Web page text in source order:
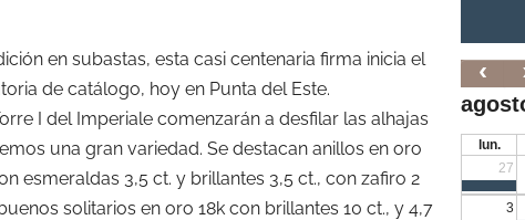
en subastas, esta casi centenaria firma inicia el
de catálogo, hoy en Punta del Este.
I del Imperiale comenzarán a desfilar las alhajas
una gran variedad. Se destacan anillos en oro
esmeraldas 3,5 ct. y brillantes 3,5 ct., con zafiro 2
solitarios en oro 18k con brillantes 10 ct., y 4,7
lun.
27
3